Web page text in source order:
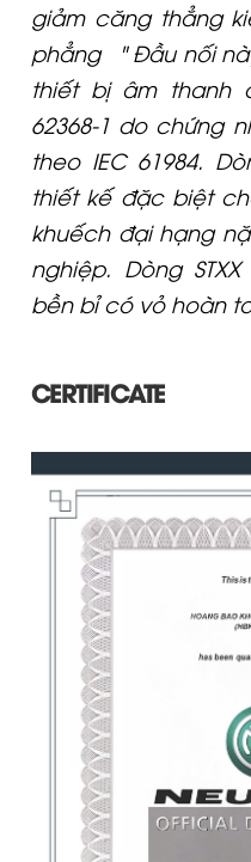
giảm căng thẳng
phẳng ¼" Đầu nối
thiết bị âm thanh
62368-1 do chứng
theo IEC 61984.
thiết kế đặc biệt
khuếch đại hạng
nghiệp. Dòng
bền bỉ có vỏ hoàn
CERTIFICATE